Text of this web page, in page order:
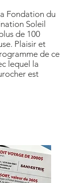
Fondation du
Soleil
de 100
Plaisir et
de ce
lequel la
est